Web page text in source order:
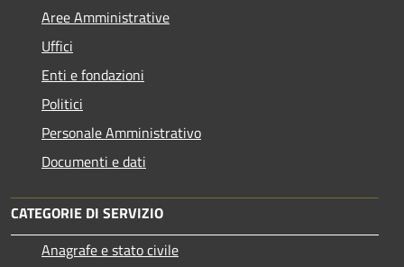
Aree Amministrative
Uffici
Enti e fondazioni
Politici
Personale Amministrativo
Documenti e dati
CATEGORIE DI SERVIZIO
Anagrafe e stato civile